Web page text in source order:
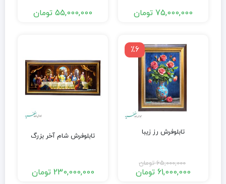
75,000,000 تومان 55,000,000 تومان
٪6
تابلوفرش رز زیبا
65,000,000 تومان
61,000,000 تومان
تابلوفرش شام آخر بزرگ
230,000,000 تومان